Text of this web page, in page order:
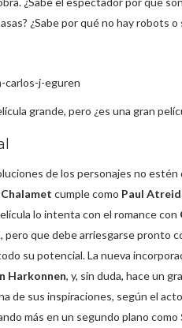
¿Sabe por qué no hay robots
grande, pero ¿es una gran
de los personajes no
cumple como Paul
lo intenta con el romance con
, pero que debe arriesgarse pronto
su potencial. La nueva
Harkonnen, y, sin duda, hace un
de sus inspiraciones, según el
más en un segundo plano como